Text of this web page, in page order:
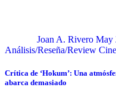
Joan A. Rivero May
Análisis/Reseña/Review Cine
Crítica de ‘Hokum’: Una
abarca demasiado